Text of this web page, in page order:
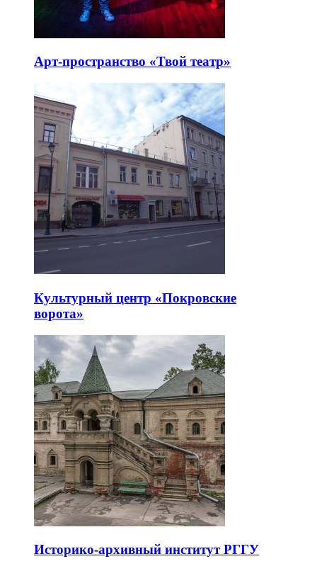
Арт-пространство «Твой театр»
Культурный центр «Покровские
ворота»
Историко-архивный институт РГГУ